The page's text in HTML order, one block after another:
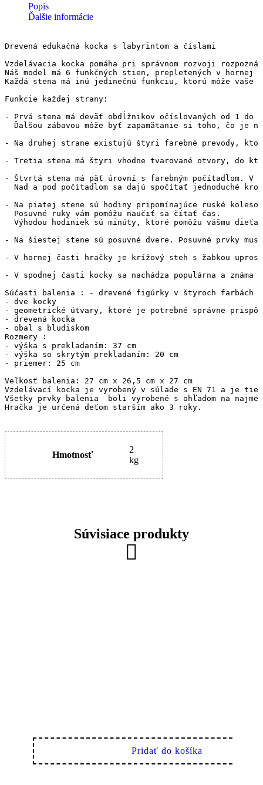
Popis
Ďalšie informácie
Drevená edukačná kocka s labyrintom a číslami
Vzdelávacia kocka pomáha pri správnom rozvoji
Náš model má 6 funkčných stien, prepletených v
Každá stena má inú jedinečnú funkciu, ktorú môže
Funkcie každej strany:
- Prvá stena má deväť obdĺžnikov očíslovaných od 1
Ďalšou zábavou môže byť zapamätanie si toho, čo je
- Na druhej strane existujú štyri farebné prevody,
- Tretia stena má štyri vhodne tvarované otvory, do
- Štvrtá stena má päť úrovní s farebným počítadlom.
Nad a pod počítadlom sa dajú spočítať jednoduché
- Na piatej stene sú hodiny pripomínajúce ruské
  Posuvné ruky vám pomôžu naučiť sa čítať čas.
Výhodou hodiniek sú minúty, ktoré pomôžu vášmu
- Na šiestej stene sú posuvné dvere. Posuvné prvky
- V hornej časti hračky je krížový steh s žabkou
- V spodnej časti kocky sa nachádza populárna a
Súčasti balenia : - drevené figúrky v štyroch farbách
- dve kocky
- geometrické útvary, ktoré je potrebné správne
- drevená kocka
- obal s bludiskom
Rozmery :
- výška s prekladaním: 37 cm
- výška so skrytým prekladaním: 20 cm
- priemer: 25 cm
Veľkosť balenia: 27 cm x 26,5 cm x 27 cm
Vzdelávací kocka je vyrobený v súlade s EN 71 a je
Všetky prvky balenia  boli vyrobené s ohľadom na
Hmotnosť
2
kg
Súvisiace produkty
Pridať do košíka